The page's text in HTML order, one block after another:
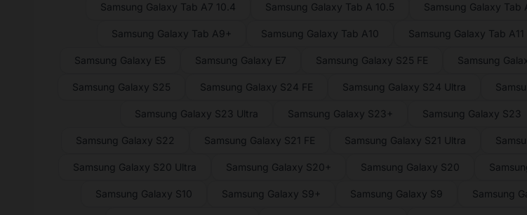
Samsung Galaxy Tab A7 10.4 Samsung Galaxy Tab A 10.5 Samsung Galaxy Tab
Samsung Galaxy Tab A9+ Samsung Galaxy Tab A10 Samsung Galaxy Tab A11
Samsung Galaxy E5 Samsung Galaxy E7 Samsung Galaxy S25 FE Samsung
Samsung Galaxy S25 Samsung Galaxy S24 FE Samsung Galaxy S24 Ultra
Samsung Galaxy S23 Ultra Samsung Galaxy S23+ Samsung Galaxy S23
Samsung Galaxy S22 Samsung Galaxy S21 FE Samsung Galaxy S21 Ultra
Samsung Galaxy S20 Ultra Samsung Galaxy S20+ Samsung Galaxy S20
Samsung Galaxy S10 Samsung Galaxy S9+ Samsung Galaxy S9 Samsung